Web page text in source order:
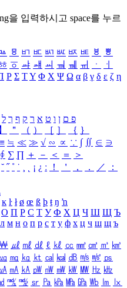
을 입력하시고 space를 누르
ㅱ ㅲ ㅳ ㅴ ㅵ ㅶ ㅷ ㅸ
ㅹ
ㆆ ㆇ ㆈ ㆉ ㆊ ㆋ ㆌ ㆍ
ㆎ
Ρ Σ ΤΥ Φ Χ Ψ Ω α β γ δ ε ζ η
פ ם ן ו ט א ר ק ף ך ל
】 ＂ （ ） ［ ］ ｛ ｝
≡ ≒ ≪ ≫ √ ∽ ∝ ∵ ∫ ∬ ∈ ∋
∮ ∑ ∏ ＋ － ＜ ＝
＞
˘ ˝ ˚ ˙ ¸ ¡ ¿ ː ！ ＇ ， ． ／
：
ĸ ŀ ł ø œ ß þ ŧ ŋ ŉ
О П Р С Т У Ф Х Ц Ч Ш Щ Ъ
л м н о п р с т у ф х ц ч ш щ ъ
￦ ㎕ ㎖ ㎗ ℓ ㎘ ㏄ ㎣ ㎤ ㎥ ㎦
㎎ ㎏ ㏏ ㎈ ㎉ ㏈ ㎧ ㎨ ㎰
㎃ ㎄ ㎺ ㎻ ㎽ ㎾ ㎿ ㎐ ㎑
㎮ ㎯ ㏛ ㎩ ㎪ ㎫ ㎬ ㏝ ㏐
㏓